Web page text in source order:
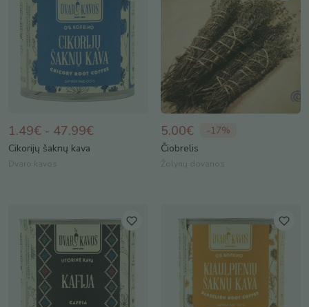
1.49€ - 47.99€
Cikorijų šaknų kava
Dvaro kavos
5.00€ -17%
Čiobrelis
Žolynų dovanos